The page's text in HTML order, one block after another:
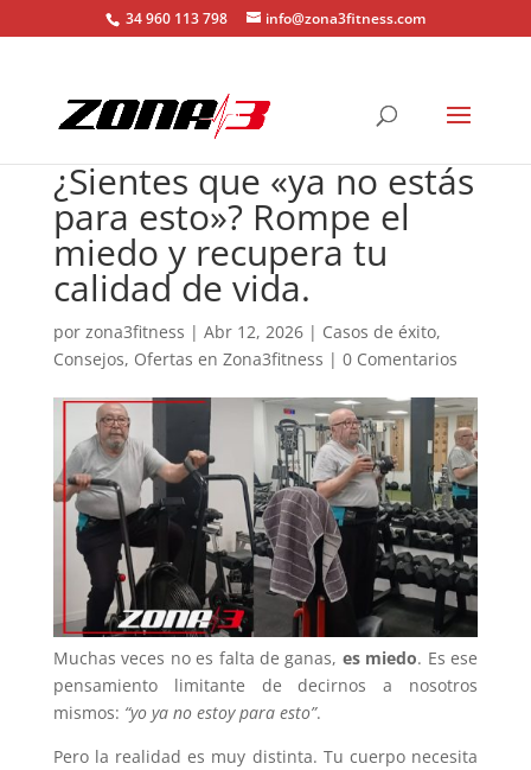
34 960 113 798 info@zona3fitness.com
¿Sientes que «ya no estás
para esto»? Rompe el
miedo y recupera tu
calidad de vida.
por zona3fitness | Abr 12, 2026| Casos de éxito,
Consejos, Ofertas en Zona3fitness | 0 Comentarios
Muchas veces no es falta de ganas, es miedo. Es ese
pensamiento limitante de decirnos a nosotros
mismos: “yo ya no estoy para esto”.
Pero la realidad es muy distinta. Tu cuerpo necesita